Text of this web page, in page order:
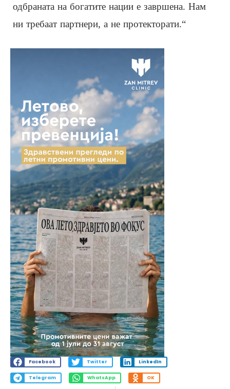
одбраната на богатите нации е завршена. Нам
ни требаат партнери, а не протекторати.“
Facebook Twitter LinkedIn
Telegram WhatsApp OK